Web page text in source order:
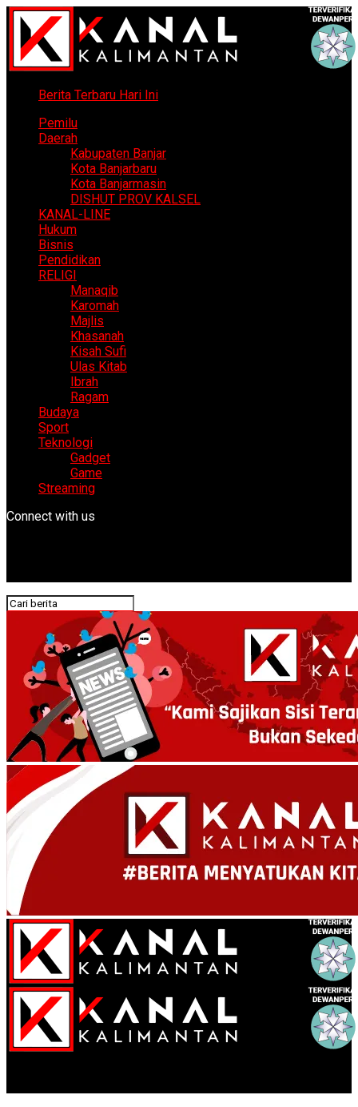
Berita Terbaru Hari Ini
Pemilu
Daerah
Kabupaten Banjar
Kota Banjarbaru
Kota Banjarmasin
DISHUT PROV KALSEL
KANAL-LINE
Hukum
Bisnis
Pendidikan
RELIGI
Manaqib
Karomah
Majlis
Khasanah
Kisah Sufi
Ulas Kitab
Ibrah
Ragam
Budaya
Sport
Teknologi
Gadget
Game
Streaming
Connect with us